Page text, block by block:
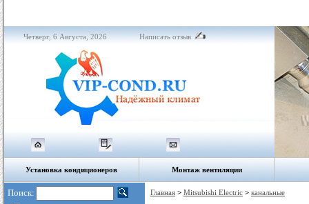
Четверг, 6 Августа, 2026 Написать отзыв
Установка кондиционеров Монтаж вентиляции
Поиск:
Главная > Mitsubishi Electric > канальные